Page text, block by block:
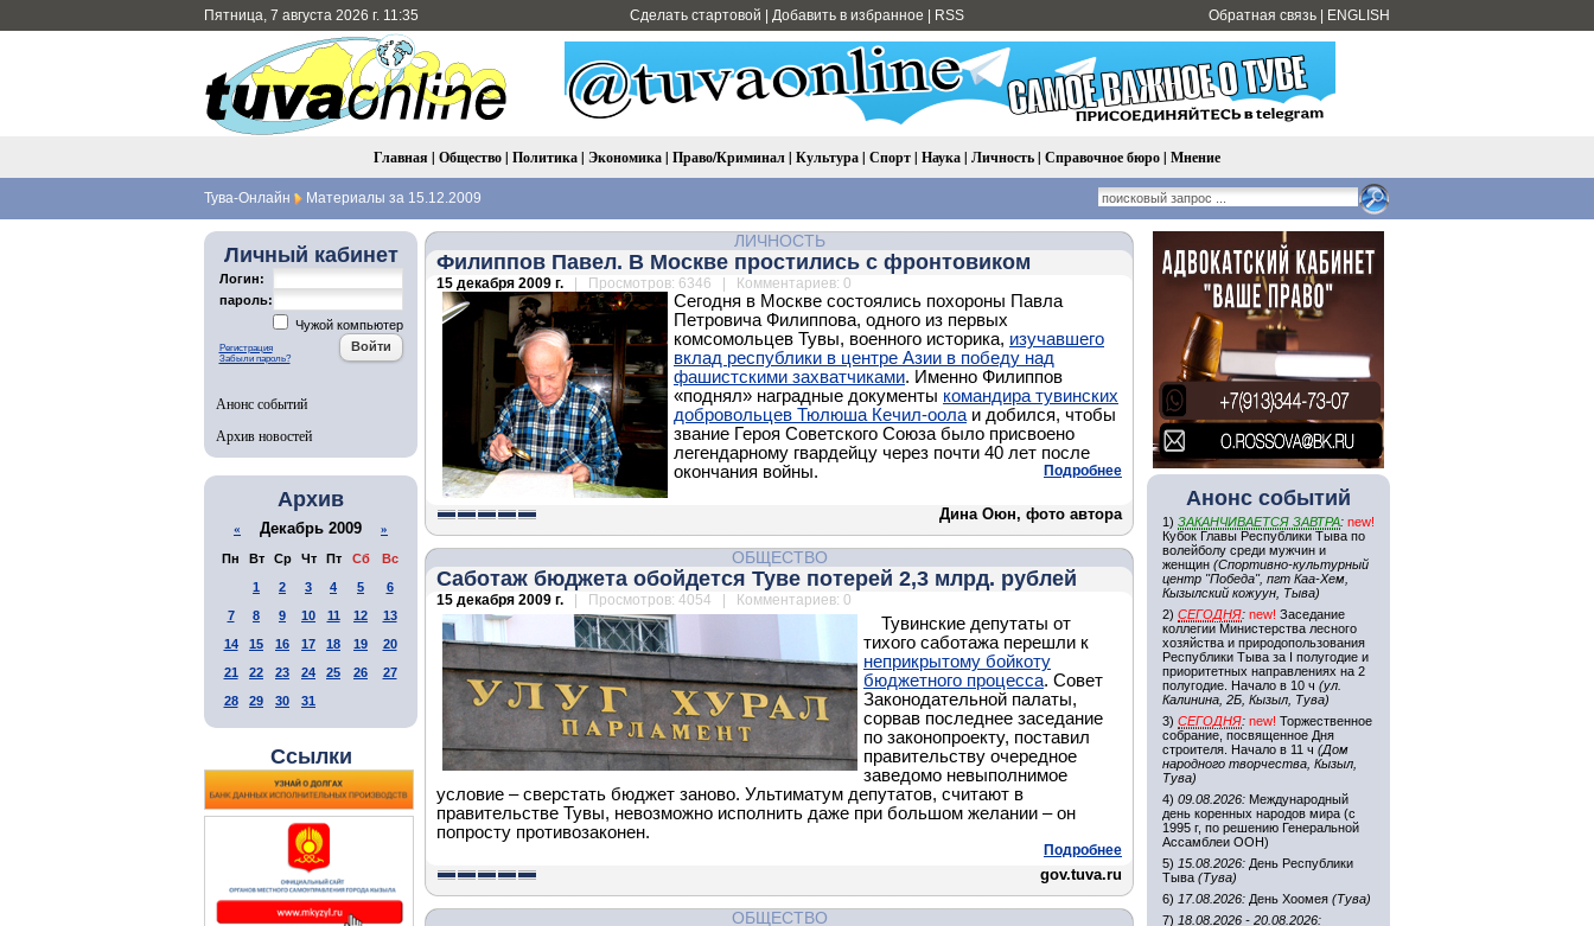
Пятница, 7 августа 2026 г. 11:35 Сделать стартовой Добавить в избранное RSS Обратная связь ENGLISH
Главная | Общество| Политика| Экономика| Право/Криминал| Культура| Спорт| Наука| Личность| Справочное бюро| Мнение
Тува-Онлайн Материалы за 15.12.2009
Личный кабинет
Логин:
пароль:
Чужой компьютер
Регистрация
Забыли пароль?
Анонс событий
Архив новостей
Архив
« Декабрь 2009 »
Пн Вт Ср Чт Пт Сб
Вс
1
2 3 4 5
6
7
8 9 10 11 12
13
14
15 16 17 18 19
20
21
22 23 24 25 26
27
28
29 30 31
Ссылки
ЛИЧНОСТЬ
Филиппов Павел. В Москве простились с фронтовиком
15 декабря 2009 г. | Просмотров: 6346 | Комментариев: 0
Сегодня в Москве состоялись похороны Павла
Петровича Филиппова, одного из первых
комсомольцев Тувы, военного историка, изучавшего
вклад республики в центре Азии в победу над
фашистскими захватчиками. Именно Филиппов
«поднял» наградные документы командира тувинских
добровольцев Тюлюша Кечил-оола и добился, чтобы
звание Героя Советского Союза было присвоено
легендарному гвардейцу через почти 40 лет после
окончания войны.
Подробнее
Дина Оюн, фото автора
ОБЩЕСТВО
Саботаж бюджета обойдется Туве потерей 2,3 млрд. рублей
15 декабря 2009 г. | Просмотров: 4054 | Комментариев: 0
Тувинские депутаты от
тихого саботажа перешли к
неприкрытому бойкоту
бюджетного процесса. Совет
Законодательной палаты,
сорвав последнее заседание
по законопроекту, поставил
правительству очередное
заведомо невыполнимое
условие – сверстать бюджет заново. Ультиматум депутатов, считают в
правительстве Тувы, невозможно исполнить даже при большом желании – он
попросту противозаконен.
Подробнее
gov.tuva.ru
ОБЩЕСТВО
Анонс событий
1) ЗАКАНЧИВАЕТСЯ ЗАВТРА: new!
Кубок Главы Республики Тыва по
волейболу среди мужчин и
женщин (Спортивно-культурный
центр "Победа", пгт Каа-Хем,
Кызылский кожуун, Тыва)
2) СЕГОДНЯ: new! Заседание
коллегии Министерства лесного
хозяйства и природопользования
Республики Тыва за I полугодие и
приоритетных направлениях на 2
полугодие. Начало в 10 ч (ул.
Калинина, 2Б, Кызыл, Тува)
3) СЕГОДНЯ: new! Торжественное
собрание, посвященное Дня
строителя. Начало в 11 ч (Дом
народного творчества, Кызыл,
Тува)
4) 09.08.2026: Международный
день коренных народов мира (с
1995 г, по решению Генеральной
Ассамблеи ООН)
5) 15.08.2026: День Республики
Тыва (Тува)
6) 17.08.2026: День Хоомея (Тува)
7) 18.08.2026 - 20.08.2026: